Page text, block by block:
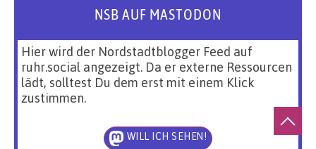
NSB AUF MASTODON
Hier wird der Nordstadtblogger Feed auf
ruhr.social angezeigt. Da er externe Ressourcen
lädt, solltest Du dem erst mit einem Klick
zustimmen.
WILL ICH SEHEN!